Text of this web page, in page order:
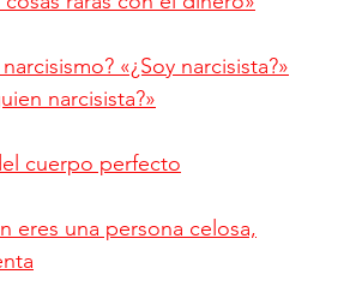
«¿Soy narcisista?»
narcisista?»
cuerpo perfecto
eres una persona celosa,